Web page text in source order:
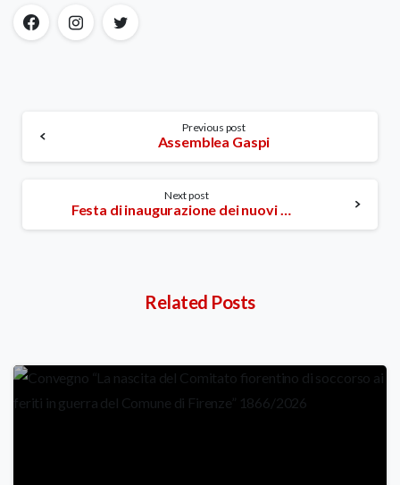
Reading
Previous post
Assemblea Gaspi
Next post
Festa di inaugurazione dei nuovi mezzi
Related Posts